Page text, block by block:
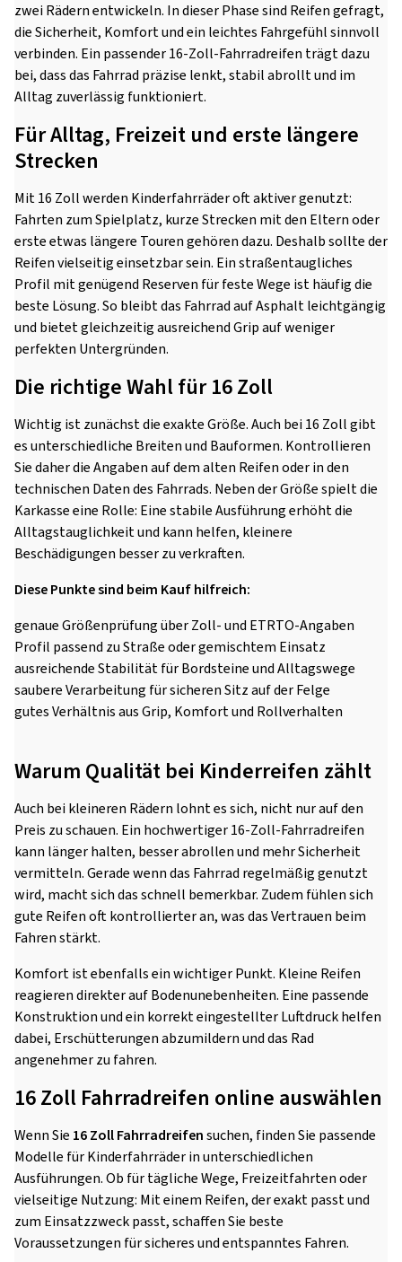
zwei Rädern entwickeln. In dieser Phase sind Reifen gefragt,
die Sicherheit, Komfort und ein leichtes Fahrgefühl sinnvoll
verbinden. Ein passender 16-Zoll-Fahrradreifen trägt dazu
bei, dass das Fahrrad präzise lenkt, stabil abrollt und im
Alltag zuverlässig funktioniert.
Für Alltag, Freizeit und erste längere
Strecken
Mit 16 Zoll werden Kinderfahrräder oft aktiver genutzt:
Fahrten zum Spielplatz, kurze Strecken mit den Eltern oder
erste etwas längere Touren gehören dazu. Deshalb sollte der
Reifen vielseitig einsetzbar sein. Ein straßentaugliches
Profil mit genügend Reserven für feste Wege ist häufig die
beste Lösung. So bleibt das Fahrrad auf Asphalt leichtgängig
und bietet gleichzeitig ausreichend Grip auf weniger
perfekten Untergründen.
Die richtige Wahl für 16 Zoll
Wichtig ist zunächst die exakte Größe. Auch bei 16 Zoll gibt
es unterschiedliche Breiten und Bauformen. Kontrollieren
Sie daher die Angaben auf dem alten Reifen oder in den
technischen Daten des Fahrrads. Neben der Größe spielt die
Karkasse eine Rolle: Eine stabile Ausführung erhöht die
Alltagstauglichkeit und kann helfen, kleinere
Beschädigungen besser zu verkraften.
Diese Punkte sind beim Kauf hilfreich:
genaue Größenprüfung über Zoll- und ETRTO-Angaben
Profil passend zu Straße oder gemischtem Einsatz
ausreichende Stabilität für Bordsteine und Alltagswege
saubere Verarbeitung für sicheren Sitz auf der Felge
gutes Verhältnis aus Grip, Komfort und Rollverhalten
Warum Qualität bei Kinderreifen zählt
Auch bei kleineren Rädern lohnt es sich, nicht nur auf den
Preis zu schauen. Ein hochwertiger 16-Zoll-Fahrradreifen
kann länger halten, besser abrollen und mehr Sicherheit
vermitteln. Gerade wenn das Fahrrad regelmäßig genutzt
wird, macht sich das schnell bemerkbar. Zudem fühlen sich
gute Reifen oft kontrollierter an, was das Vertrauen beim
Fahren stärkt.
Komfort ist ebenfalls ein wichtiger Punkt. Kleine Reifen
reagieren direkter auf Bodenunebenheiten. Eine passende
Konstruktion und ein korrekt eingestellter Luftdruck helfen
dabei, Erschütterungen abzumildern und das Rad
angenehmer zu fahren.
16 Zoll Fahrradreifen online auswählen
Wenn Sie 16 Zoll Fahrradreifensuchen, finden Sie passende
Modelle für Kinderfahrräder in unterschiedlichen
Ausführungen. Ob für tägliche Wege, Freizeitfahrten oder
vielseitige Nutzung: Mit einem Reifen, der exakt passt und
zum Einsatzzweck passt, schaffen Sie beste
Voraussetzungen für sicheres und entspanntes Fahren.